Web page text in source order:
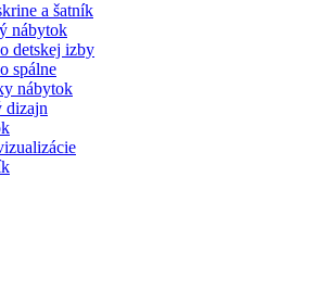
a šatník
nábytok
detskej izby
spálne
nábytok
dizajn